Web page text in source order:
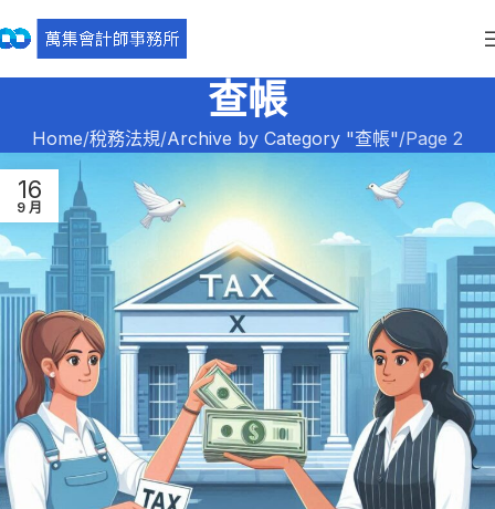
查帳
Home 稅務法規 Archive by Category "查帳" Page 2
16
9 月